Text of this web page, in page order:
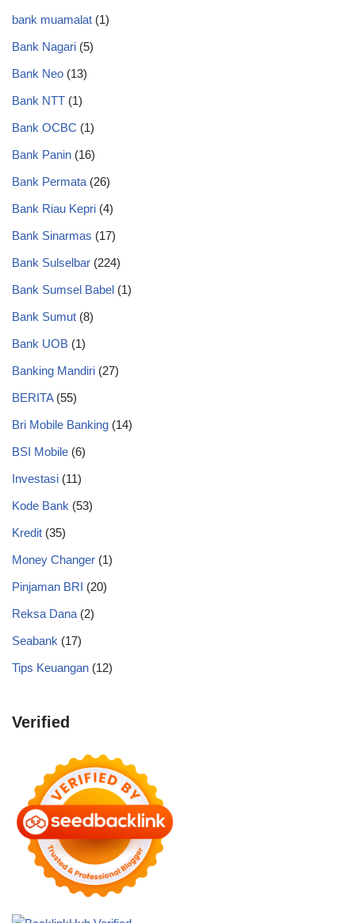
bank muamalat (1)
Bank Nagari (5)
Bank Neo (13)
Bank NTT (1)
Bank OCBC (1)
Bank Panin (16)
Bank Permata (26)
Bank Riau Kepri (4)
Bank Sinarmas (17)
Bank Sulselbar (224)
Bank Sumsel Babel (1)
Bank Sumut (8)
Bank UOB (1)
Banking Mandiri (27)
BERITA(55)
Bri Mobile Banking (14)
BSI Mobile (6)
Investasi (11)
Kode Bank (53)
Kredit (35)
Money Changer (1)
Pinjaman BRI (20)
Reksa Dana (2)
Seabank (17)
Tips Keuangan (12)
Verified